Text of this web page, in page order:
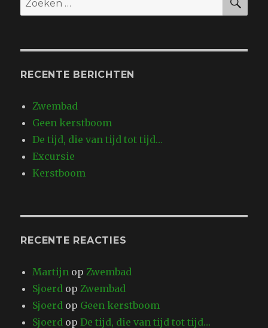
naar:
RECENTE BERICHTEN
Zwembad
Geen kerstboom
De tijd, die van tijd tot tijd…
Excursie
Kerstboom
RECENTE REACTIES
Martijn op Zwembad
Sjoerd op Zwembad
Sjoerd op Geen kerstboom
Sjoerd opDe tijd, die van tijd tot tijd…